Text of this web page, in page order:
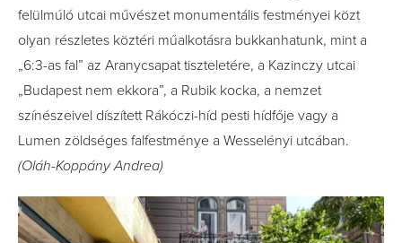
felülmúló utcai művészet monumentális festményei közt
olyan részletes köztéri műalkotásra bukkanhatunk, mint a
„6:3-as fal” az Aranycsapat tiszteletére, a Kazinczy utcai
„Budapest nem ekkora”, a Rubik kocka, a nemzet
színészeivel díszített Rákóczi-híd pesti hídfője vagy a
Lumen zöldséges falfestménye a Wesselényi utcában.
(Oláh-Koppány Andrea)